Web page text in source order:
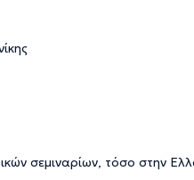
σεμιναρίων, τόσο στην